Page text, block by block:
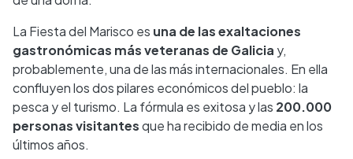
La Fiesta del Marisco es una de las exaltaciones
gastronómicas más veteranas de Galicia y,
probablemente, una de las más internacionales. En ella
confluyen los dos pilares económicos del pueblo: la
pesca y el turismo. La fórmula es exitosa y las 200.000
personas visitantesque ha recibido de media en los
últimos años.